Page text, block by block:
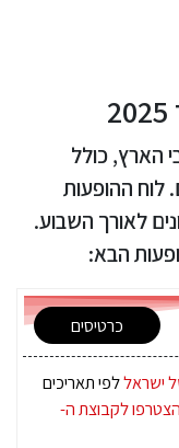
הארץ, כולל
לוח ההופעות
לאורך השבוע.
הבא:
כרטיסים
ישראללפי תאריכים
הצטרפו לקבוצת ה-